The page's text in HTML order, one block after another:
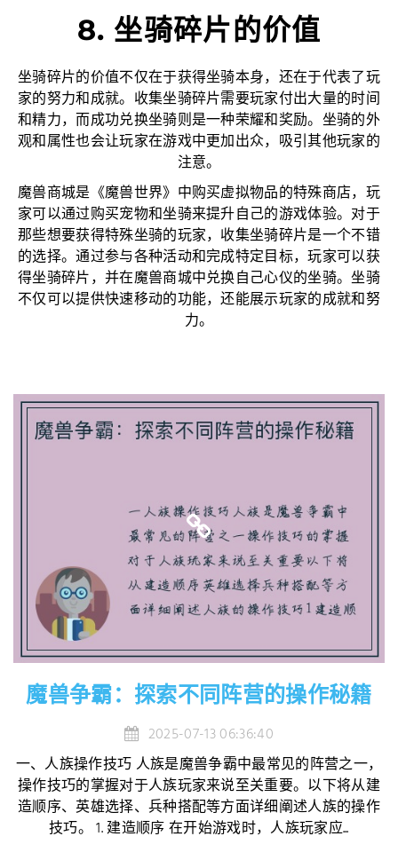
8. 坐骑碎片的价值
坐骑碎片的价值不仅在于获得坐骑本身，还在于代表了玩
家的努力和成就。收集坐骑碎片需要玩家付出大量的时间
和精力，而成功兑换坐骑则是一种荣耀和奖励。坐骑的外
观和属性也会让玩家在游戏中更加出众，吸引其他玩家的
注意。
魔兽商城是《魔兽世界》中购买虚拟物品的特殊商店，玩
家可以通过购买宠物和坐骑来提升自己的游戏体验。对于
那些想要获得特殊坐骑的玩家，收集坐骑碎片是一个不错
的选择。通过参与各种活动和完成特定目标，玩家可以获
得坐骑碎片，并在魔兽商城中兑换自己心仪的坐骑。坐骑
不仅可以提供快速移动的功能，还能展示玩家的成就和努
力。
魔兽争霸：探索不同阵营的操作秘籍
2025-07-13 06:36:40
一、人族操作技巧 人族是魔兽争霸中最常见的阵营之一，
操作技巧的掌握对于人族玩家来说至关重要。以下将从建
造顺序、英雄选择、兵种搭配等方面详细阐述人族的操作
技巧。 1. 建造顺序 在开始游戏时，人族玩家应...